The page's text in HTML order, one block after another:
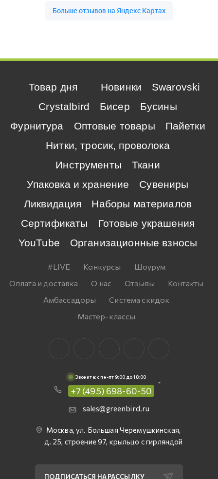
Товар дня Новинки
Swarovski
Crystalbird
Бисер
Бусины
Фурнитура
Оптовые товары
Пайетки
Нитки, тросик, проволока
Инструменты
Ткани
Упаковка и хранение
Сувениры
Ликвидация
Наборы материалов
Сертификаты
Готовые украшения
YouTube
Организационные взносы
#LIVE Конкурсы
Шоурум
Оплата и доставка
О нас Отзывы
Контакты
Амбассадоры
Система скидок
Мастер-классы
Звоните: c пн-пт 9:00 до 18:00
+7 (495) 698-60-50
sales@greenbird.ru
Москва, ул. Большая Черемушкинская,
д. 25, строение 97, крыльцо с гирляндой
ПОДПИСАТЬСЯ НА РАССЫЛКУ